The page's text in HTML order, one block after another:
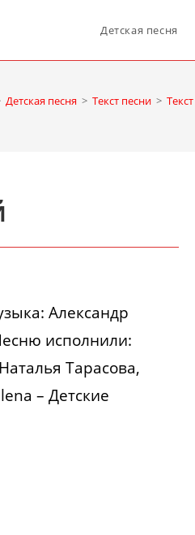
Детская песня
Детская песня > Текст песни >
Александр
исполнили:
Тарасова,
– Детские